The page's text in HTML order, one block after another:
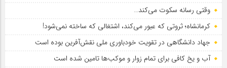
وقتی رسانه سکوت می‌کند…
کرمانشاه؛ ثروتی که عبور می‌کند، اشتغالی که ساخته نمی‌شود!
جهاد دانشگاهی در تقویت خودباوری ملی نقش‌آفرین بوده است
آب و یخ کافی برای تمام زوار و موکب‌ها تامین شده است